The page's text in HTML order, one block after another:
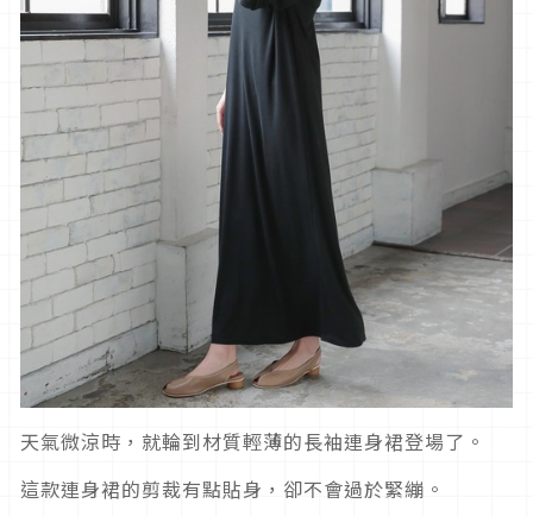
天氣微涼時，就輪到材質輕薄的長袖連身裙登場了。
這款連身裙的剪裁有點貼身，卻不會過於緊繃。